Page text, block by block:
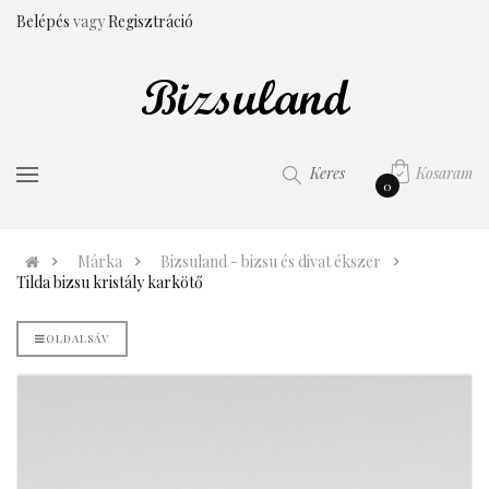
Belépés vagyRegisztráció
Kosaram
0
Keres
Márka
Bizsuland - bizsu és divat ékszer
Tilda bizsu kristály karkötő
OLDALSÁV